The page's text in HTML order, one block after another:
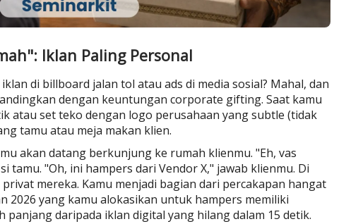
Iklan Paling Personal
di billboard jalan tol atau ads di media sosial? Mahal, dan
dengan keuntungan corporate gifting. Saat kamu
atau set teko dengan logo perusahaan yang subtle (tidak
tamu atau meja makan klien.
akan datang berkunjung ke rumah klienmu. "Eh, vas
tamu. "Oh, ini hampers dari Vendor X," jawab klienmu. Di
mereka. Kamu menjadi bagian dari percakapan hangat
2026 yang kamu alokasikan untuk hampers memiliki
panjang daripada iklan digital yang hilang dalam 15 detik.